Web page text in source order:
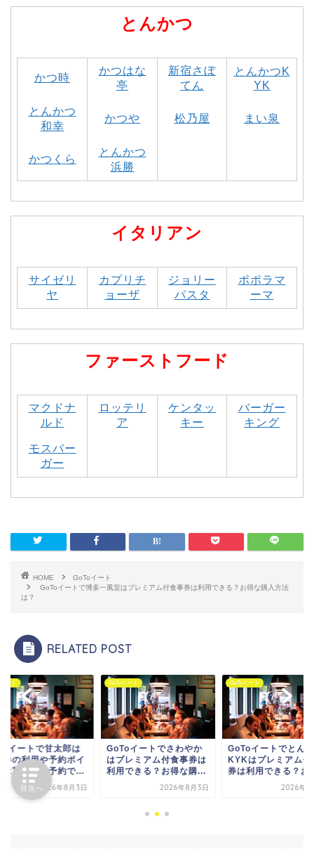
とんかつ
かつ時
かつはな
亭
新宿さぼ
てん
とんかつK
YK
とんかつ
和幸
かつや 松乃屋 まい泉
かつくら
とんかつ
浜勝
イタリアン
サイゼリ
ヤ
カプリチ
ョーザ
ジョリー
パスタ
ポポラマ
ーマ
ファーストフード
マクドナ
ルド
ロッテリ
ア
ケンタッ
キー
バーガー
キング
モスバー
ガー
HOME
GoToイート
GoToイートで博多一風堂はプレミアム付食事券は利用できる？お得な購入方法
は？
RELATED POST
ート
イートでさわやか
レミアム付食事券は
できる？お得な購...
2026年8月3日
GoToイート
GoToイートでとんかつ
KYKはプレミアム付食事
券は利用できる？お...
2026年8月3日
GoToイート
GoToイートで甘太
食事券の利用や予約
ントは貰える？予約
2026年8
目次へ